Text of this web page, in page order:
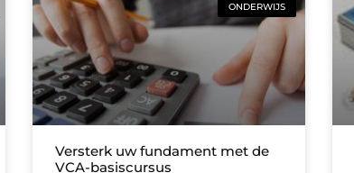
ONDERWIJS
Versterk uw fundament met de
VCA-basiscursus